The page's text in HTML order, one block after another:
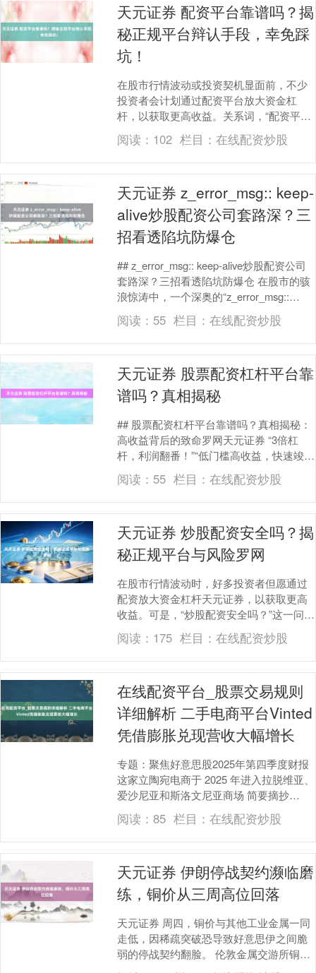
天元证券 配资平台靠谱吗？揭
秘正规平台辩认手段，幸免踩
坑！
在股市行情波动或投资契机显面前，不少
投资者会计划通过配资平台放大资金杠
杆，以获取更高收益。关系词，“配资平台
靠谱吗？”这一问题历久困扰着好多东谈
主。实验上天元证....
阅读： 102 栏目： 在线配资炒股
天元证券 z_error_msg:: keep-
alive炒股配资公司套路深？三
招看透陷坑防爆仓
## z_error_msg:: keep-alive炒股配资公司
套路深？三招看透陷坑防爆仓 在股市的骇
浪惊涛中，一个深奥的“z_error_msg::
kee....
阅读： 55 栏目： 在线配资炒股
天元证券 股票配资杠杆平台靠
谱吗？真相揭秘
## 股票配资杠杆平台靠谱吗？真相揭秘：
高收益背后的致命罗网天元证券 “3倍杠
杆，利润翻番！”“低门槛高收益，快速竣事
资产解放！”如今，万般股票配资平台的告
白充....
阅读： 55 栏目： 在线配资炒股
天元证券 炒股配资安全吗？揭
秘正规平台与风险罗网
在股市行情波动时，好多投资者但愿通过
配资放大资金杠杆天元证券，以获取更高
收益。可是，“炒股配资安全吗？”这一问题
永恒困扰着繁密投资者。本文将深远探讨
配资的本色，....
阅读： 175 栏目： 在线配资炒股
在线配资平台_股票交易规则
详细解析 二手电商平台Vinted
凭借膨胀兑现营收大幅增长
专题：聚焦好意思股2025年第四季度财报
这家立陶宛电商于 2025 年进入拉脱维亚、
爱沙尼亚和斯洛文尼亚商场 简要摘抄
Vinted 2025 年营收增长 3....
阅读：85 栏目： 在线配资炒股
天元证券 伊朗停战契约濒临磨
练，铜价从三周高位回落
天元证券 周四，铜价与其他工业金属一同
走低，因稀疏突破恐导致好意思伊之间脆
弱的停战契约翻脸。 伦敦金属交游所铜价
一度下降1%，此前一个交游日曾飙升至三